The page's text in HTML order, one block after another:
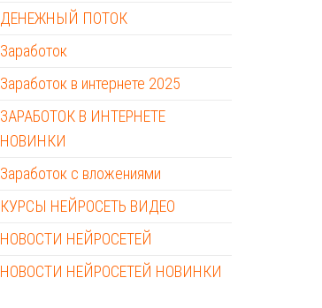
ДЕНЕЖНЫЙ ПОТОК
Заработок
Заработок в интернете 2025
ЗАРАБОТОК В ИНТЕРНЕТЕ
НОВИНКИ
Заработок с вложениями
КУРСЫ НЕЙРОСЕТЬ ВИДЕО
НОВОСТИ НЕЙРОСЕТЕЙ
НОВОСТИ НЕЙРОСЕТЕЙ НОВИНКИ